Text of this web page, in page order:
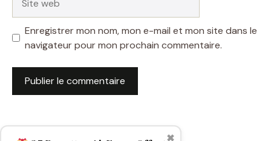
web
Enregistrer mon nom, mon e-mail et mon site dans le
navigateur pour mon prochain commentaire.
✖